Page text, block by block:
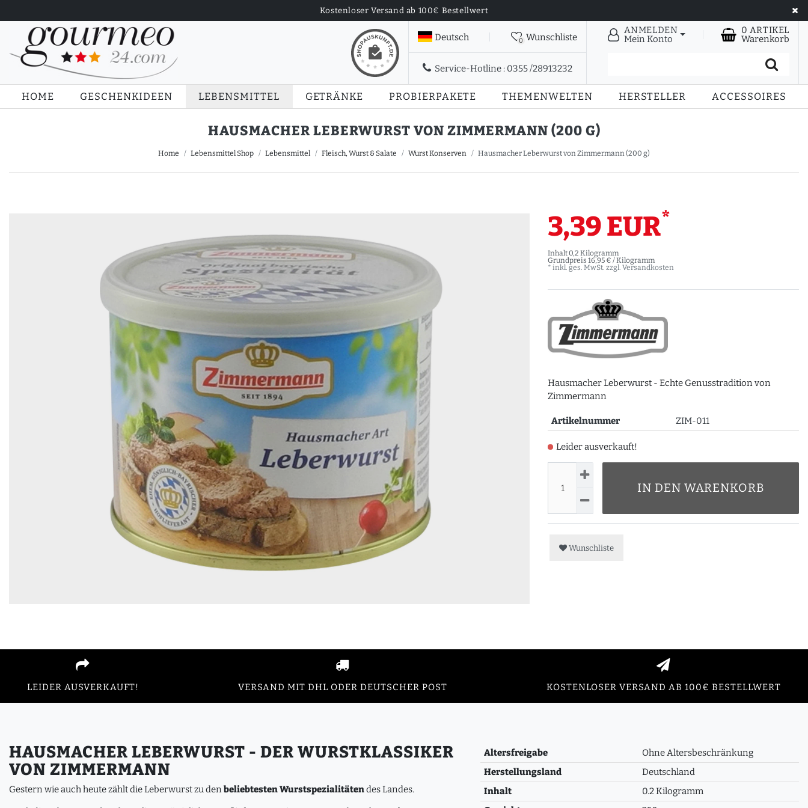
Kostenloser Versand ab 100€ Bestellwert
Deutsch 0 Wunschliste
Service-Hotline : 0355 /28913232
ANMELDEN
Mein Konto
0 ARTIKEL
Warenkorb
HOME GESCHENKIDEEN LEBENSMITTEL GETRÄNKE PROBIERPAKETE THEMENWELTEN HERSTELLER ACCESSOIRES
HAUSMACHER LEBERWURST VON ZIMMERMANN (200 G)
Home Lebensmittel Shop Lebensmittel Fleisch, Wurst & Salate Wurst Konserven Hausmacher Leberwurst von Zimmermann (200 g)
3,39 EUR*
Inhalt0,2 Kilogramm
Grundpreis 16,95 € / Kilogramm
* inkl. ges. MwSt. zzgl. Versandkosten
Hausmacher Leberwurst - Echte Genusstradition von
Zimmermann
Artikelnummer ZIM-011
Leider ausverkauft!
IN DEN WARENKORB
Wunschliste
LEIDER AUSVERKAUFT! VERSAND MIT DHL ODER DEUTSCHER POST KOSTENLOSER VERSAND AB 100€ BESTELLWERT
HAUSMACHER LEBERWURST - DER WURSTKLASSIKER
VON ZIMMERMANN
Gestern wie auch heute zählt die Leberwurst zu denbeliebtesten Wurstspezialitätendes Landes.
Altersfreigabe
Ohne Altersbeschränkung
Herstellungsland
Deutschland
Inhalt
0.2 Kilogramm